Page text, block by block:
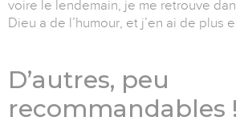
voire le lendemain, je me retrouve
Dieu a de l’humour, et j’en ai de plus
D’autres, peu
recommandables !